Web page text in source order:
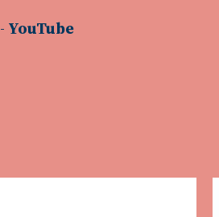
- YouTube